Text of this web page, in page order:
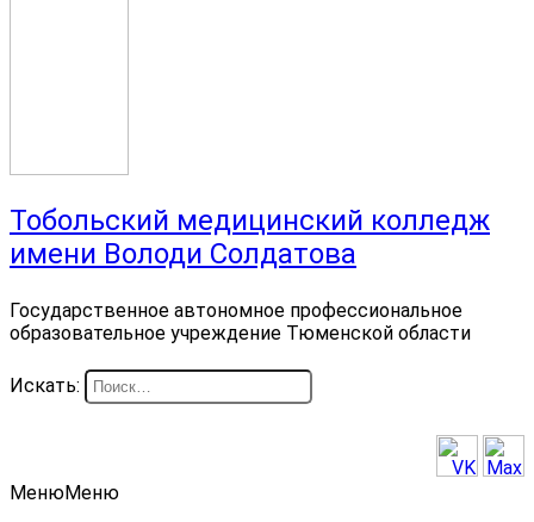
Тобольский медицинский колледж
имени Володи Солдатова
Государственное автономное профессиональное
образовательное учреждение Тюменской области
Искать:
МенюМеню